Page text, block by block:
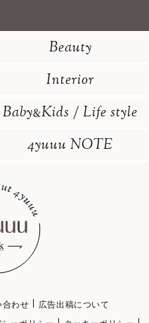
Beauty
Interior
Baby&Kids / Life style
4yuuu NOTE
合わせ
広告出稿について